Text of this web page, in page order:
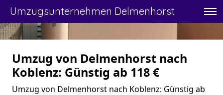
Umzugsunternehmen Delmenhorst
Umzug von Delmenhorst nach
Koblenz: Günstig ab 118 €
Umzug von Delmenhorst nach Koblenz: Günstig ab